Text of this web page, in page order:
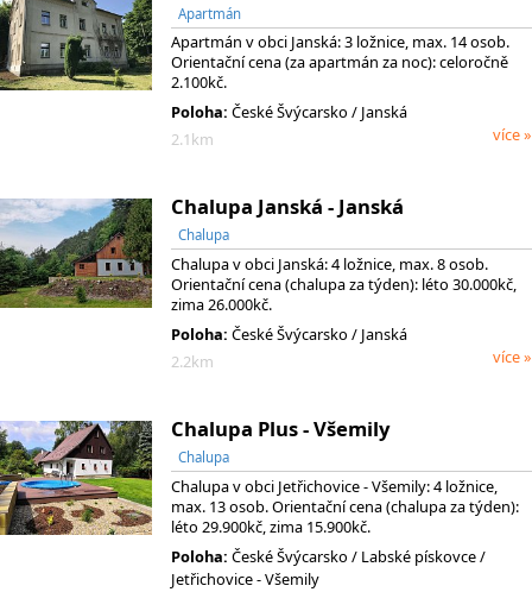
Apartmán
Apartmán v obci Janská: 3 ložnice, max. 14 osob.
Orientační cena (za apartmán za noc): celoročně
2.100kč.
Poloha: České Švýcarsko / Janská
2.1km
více »
Chalupa Janská - Janská
Chalupa
Chalupa v obci Janská: 4 ložnice, max. 8 osob.
Orientační cena (chalupa za týden): léto 30.000kč,
zima 26.000kč.
Poloha: České Švýcarsko / Janská
2.2km
více »
Chalupa Plus - Všemily
Chalupa
Chalupa v obci Jetřichovice - Všemily: 4 ložnice,
max. 13 osob. Orientační cena (chalupa za týden):
léto 29.900kč, zima 15.900kč.
Poloha: České Švýcarsko / Labské pískovce/
Jetřichovice - Všemily